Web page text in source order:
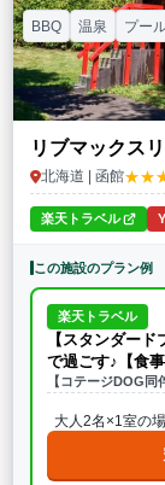
リブマックス
北海道 | 函館
BBQ 温泉 プー
楽天トラベル
この施設のプラン例
楽天トラベル
【スタンダー
で過ごす♪【食事
【コテージDOG同
大人2名×1室の